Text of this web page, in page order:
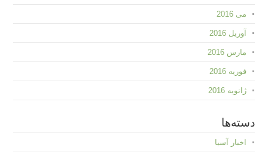
می 2016
آوریل 2016
مارس 2016
فوریه 2016
ژانویه 2016
دسته‌ها
اخبار آسیا